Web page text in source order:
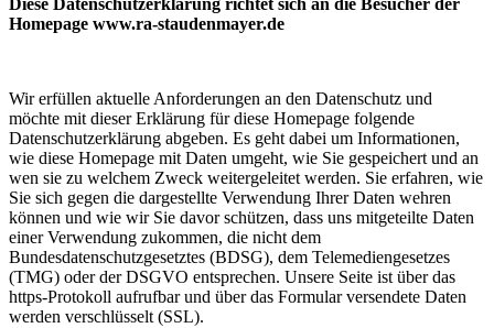
Diese Datenschutzerklärung richtet sich an die Besucher der
Homepage www.ra-staudenmayer.de
Wir erfüllen aktuelle Anforderungen an den Datenschutz und
möchte mit dieser Erklärung für diese Homepage folgende
Datenschutzerklärung abgeben. Es geht dabei um Informationen,
wie diese Homepage mit Daten umgeht, wie Sie gespeichert und an
wen sie zu welchem Zweck weitergeleitet werden. Sie erfahren, wie
Sie sich gegen die dargestellte Verwendung Ihrer Daten wehren
können und wie wir Sie davor schützen, dass uns mitgeteilte Daten
einer Verwendung zukommen, die nicht dem
Bundesdatenschutzgesetztes (BDSG), dem Telemediengesetzes
(TMG) oder der DSGVO entsprechen. Unsere Seite ist über das
https-Protokoll aufrufbar und über das Formular versendete Daten
werden verschlüsselt (SSL).